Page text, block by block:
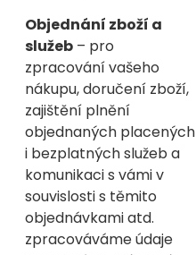
Objednání zboží a
služeb – pro
zpracování vašeho
nákupu, doručení zboží,
zajištění plnění
objednaných placených
i bezplatných služeb a
komunikaci s vámi v
souvislosti s těmito
objednávkami atd.
zpracováváme údaje